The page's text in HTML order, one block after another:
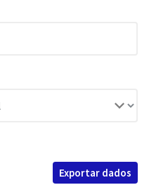
Exportar dados